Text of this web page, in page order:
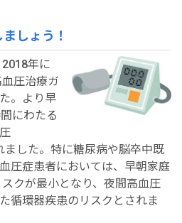
しょう！
年に
圧治療ガ
。より早
にわたる
した。特に糖尿病や脳卒中既
圧症患者においては、早朝家庭
クが最小となり、夜間高血圧
循環器疾患のリスクとされま